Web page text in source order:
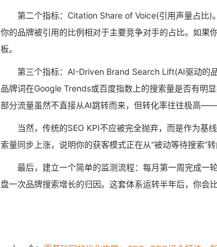
第二个指标：Citation Share of Voice(引用声量占比)
你的品牌被引用的比例相对于主要竞争对手的占比。如果
板。
第三个指标：AI-Driven Brand Search Lift(AI驱动的
品牌词在Google Trends或百度指数上的搜索量是否有明
部分流量虽然不直接从AI跳转而来，但转化率往往极高
当然，传统的SEO KPI不应被完全抛弃，而是作为基
索量同步上涨，说明你的获客模式正在从“被动等待搜索”
最后，建立一个简单的监测流程：每月第一周完成一
盘一次品牌搜索增长的归因。这套体系运转半年后，你会